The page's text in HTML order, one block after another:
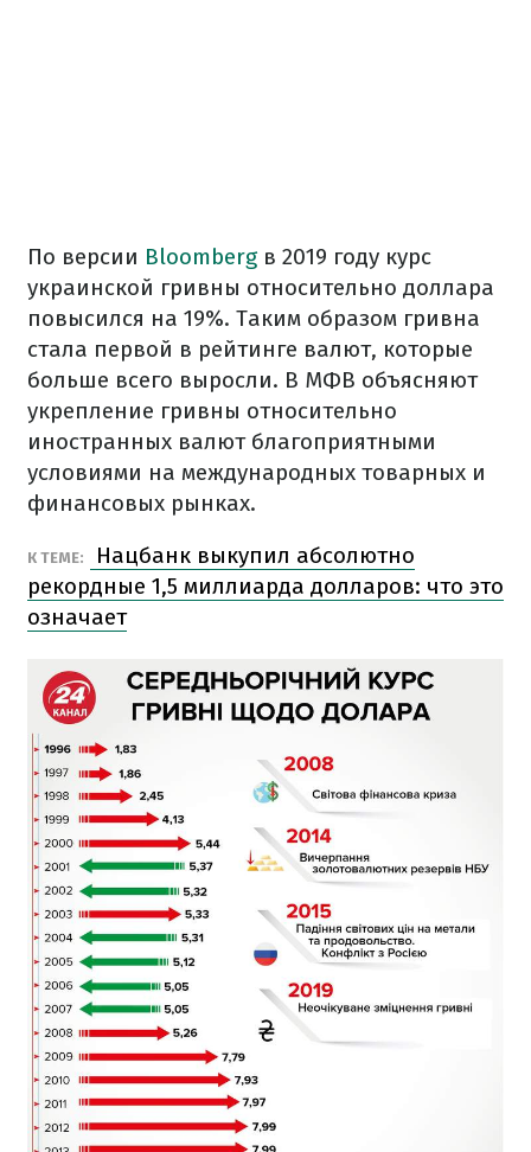
По версии Bloombergв 2019 году курс
украинской гривны относительно доллара
повысился на 19%. Таким образом гривна
стала первой в рейтинге валют, которые
больше всего выросли. В МФВ объясняют
укрепление гривны относительно
иностранных валют благоприятными
условиями на международных товарных и
финансовых рынках.
К ТЕМЕ:
Нацбанк выкупил абсолютно
рекордные 1,5 миллиарда долларов: что это
означает